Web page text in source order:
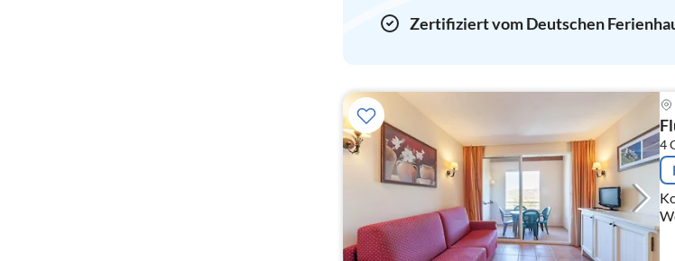
Zertifiziert vom Deutschen
4